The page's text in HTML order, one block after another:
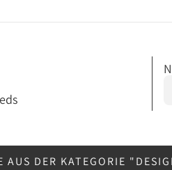
AUS DER KATEGORIE